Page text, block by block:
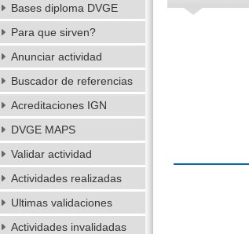
Bases diploma DVGE
Para que sirven?
Anunciar actividad
Buscador de referencias
Acreditaciones IGN
DVGE MAPS
Validar actividad
Actividades realizadas
Ultimas validaciones
Actividades invalidadas